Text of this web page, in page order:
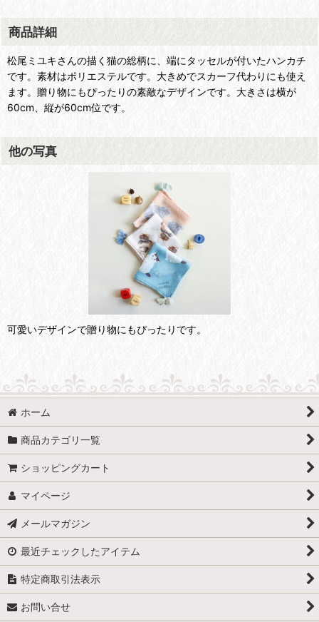
商品詳細
松尾ミユキさんの描く猫の総柄に、端にタッセルが付いたハンカチ
です。素材はポリエステルです。大きめでスカーフ代わりにも使え
ます。贈り物にもぴったりの素敵なデザインです。大きさは横が
60cm、縦が60cm位です。
他の写真
可愛いデザインで贈り物にもぴったりです。
ホーム
商品カテゴリ一覧
ショッピングカート
マイページ
メールマガジン
最近チェックしたアイテム
特定商取引法表示
お問い合せ